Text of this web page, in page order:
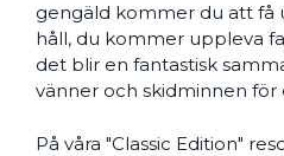
gengäld kommer du att få
håll, du kommer uppleva
det blir en fantastisk
vänner och skidminnen för
På våra "Classic Edition"